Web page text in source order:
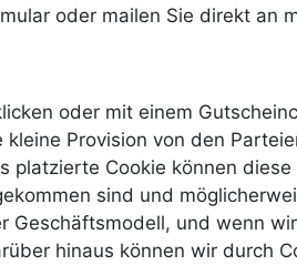
oder mailen Sie direkt an
oder mit einem
Provision von den
platzierte Cookie können
sind und
Geschäftsmodell, und wenn
hinaus können wir durch